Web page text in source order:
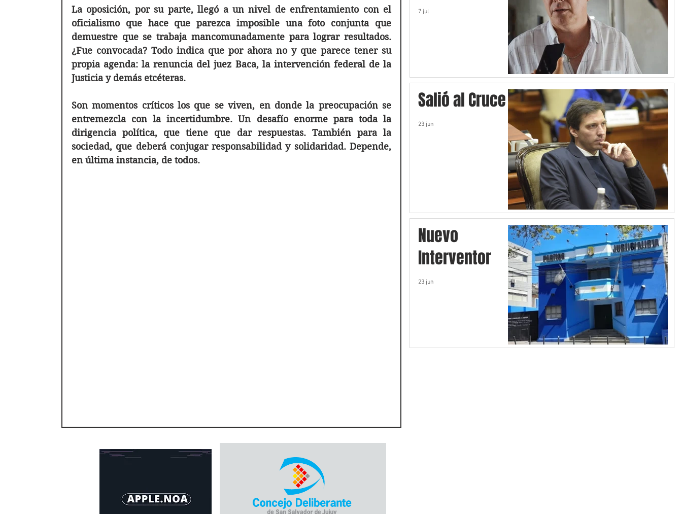
La oposición, por su parte, llegó a un nivel de enfrentamiento con el
oficialismo que hace que parezca imposible una foto conjunta que
demuestre que se trabaja mancomunadamente para lograr resultados.
¿Fue convocada? Todo indica que por ahora no y que parece tener su
propia agenda: la renuncia del juez Baca, la intervención federal de la
Justicia y demás etcéteras.
Son momentos críticos los que se viven, en donde la preocupación se
entremezcla con la incertidumbre. Un desafío enorme para toda la
dirigencia política, que tiene que dar respuestas. También para la
sociedad, que deberá conjugar responsabilidad y solidaridad. Depende,
en última instancia, de todos.
7 jul
Salió al Cruce
23 jun
Nuevo
Interventor
23 jun